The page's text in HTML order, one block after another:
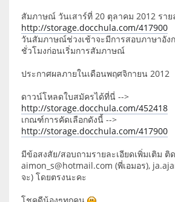
สัมภาษณ์ วันเสาร์ที่ 20 ตุลาคม 2012 ราย
http://storage.docchula.com/417900
วันสัมภาษณ์ช่วงเช้าจะมีการสอบภาษาอัง
ชั่วโมงก่อนเริ่มการสัมภาษณ์
ประกาศผลภายในเดือนพฤศจิกายน 2012
ดาวน์โหลดใบสมัครได้ที่นี่ -->
http://storage.docchula.com/452418
เกณฑ์การคัดเลือกดังนี้ -->
http://storage.docchula.com/417900
มีข้อสงสัย/สอบถามรายละเอียดเพิ่มเติม ติ
aimon_s@hotmail.com (พี่เอมอร),
จะ) โดยตรงนะคะ